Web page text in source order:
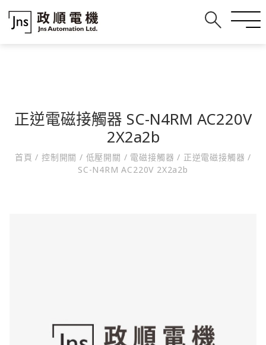
正逆電磁接觸器 SC-N4RM AC220V
2X2a2b
首頁/ 控制開關/ 低壓開關 / 電磁接觸器/ 正逆電磁接觸器/
SC-N4RM AC220V 2X2a2b